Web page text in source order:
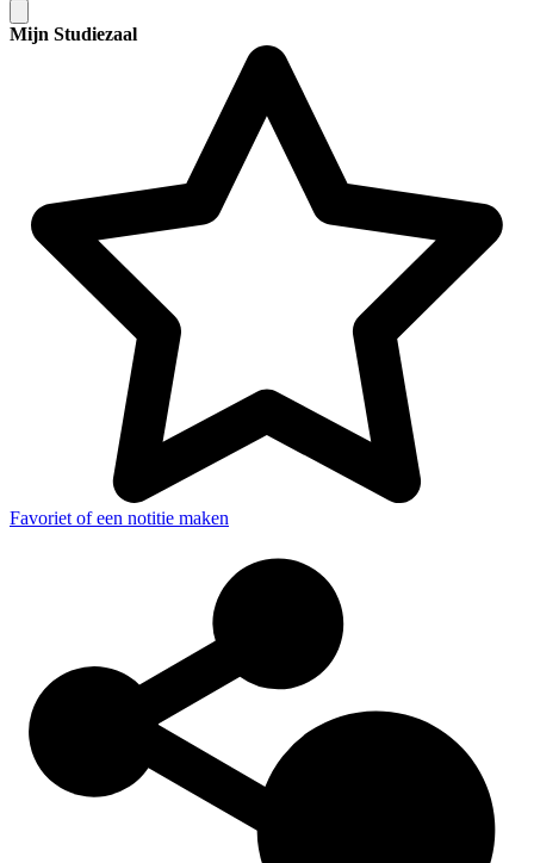
Mijn Studiezaal
Favoriet of een notitie maken